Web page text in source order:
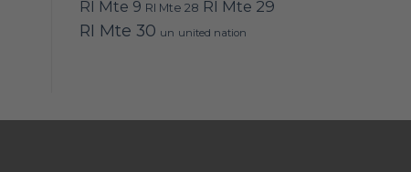
RI Mte 9 RI Mte 28 RI Mte 29
RI Mte 30 un united nation